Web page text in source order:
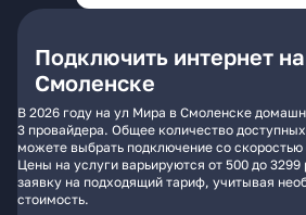
Подключить интернет
Смоленске
В 2026 году на ул Мира в Смоленске
3 провайдера. Общее количество
можете выбрать подключение со
Цены на услуги варьируются от 500 до
заявку на подходящий тариф, учитывая
стоимость.